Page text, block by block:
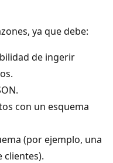
ya que debe:
de ingerir
con un esquema
(por ejemplo, una
clientes).